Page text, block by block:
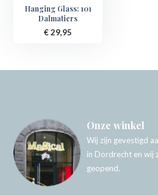
Hanging Glass: 101
Dalmatiers
€ 29,95
Onze winkel
Wij zijn gevestigd
in Dordrecht en wij
geopend.